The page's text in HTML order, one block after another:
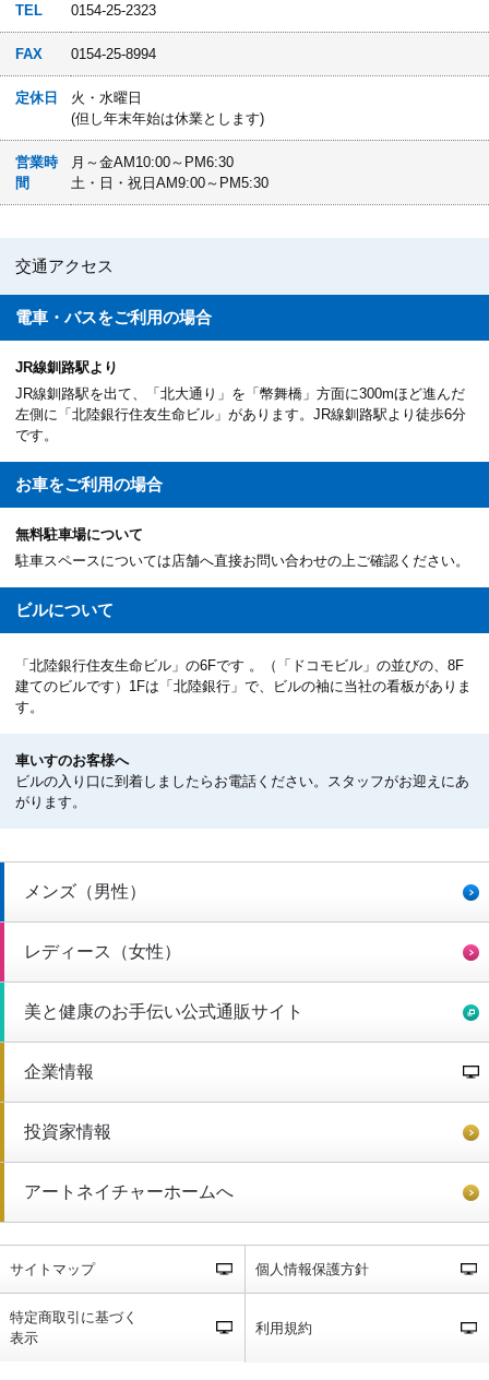
TEL 0154-25-2323
FAX 0154-25-8994
定休日
火・水曜日
(但し年末年始は休業とします)
営業時
間
月～金AM10:00～PM6:30
土・日・祝日AM9:00～PM5:30
交通アクセス
電車・バスをご利用の場合
JR線釧路駅より
JR線釧路駅を出て、「北大通り」を「幣舞橋」方面に300mほど進んだ
左側に「北陸銀行住友生命ビル」があります。JR線釧路駅より徒歩6分
です。
お車をご利用の場合
無料駐車場について
駐車スペースについては店舗へ直接お問い合わせの上ご確認ください。
ビルについて
「北陸銀行住友生命ビル」の6Fです 。（「ドコモビル」の並びの、8F
建てのビルです）1Fは「北陸銀行」で、ビルの袖に当社の看板がありま
す。
車いすのお客様へ
ビルの入り口に到着しましたらお電話ください。スタッフがお迎えにあ
がります。
メンズ（男性）
レディース（女性）
美と健康のお手伝い公式通販サイト
企業情報
投資家情報
アートネイチャーホームへ
サイトマップ 個人情報保護方針
特定商取引に基づく
表示
利用規約